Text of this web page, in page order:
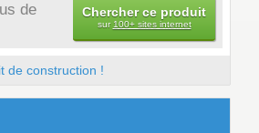
de
Chercher ce produit
sur 100+ sites internet
de construction !